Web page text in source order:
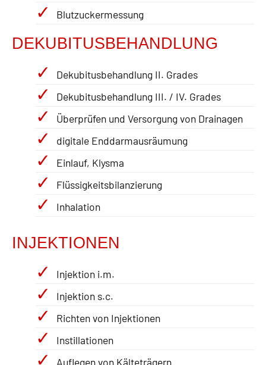
Blutzuckermessung
DEKUBITUSBEHANDLUNG
Dekubitusbehandlung II. Grades
Dekubitusbehandlung III. / IV. Grades
Überprüfen und Versorgung von Drainagen
digitale Enddarmausräumung
Einlauf, Klysma
Flüssigkeitsbilanzierung
Inhalation
INJEKTIONEN
Injektion i.m.
Injektion s.c.
Richten von Injektionen
Instillationen
Auflegen von Kälteträgern